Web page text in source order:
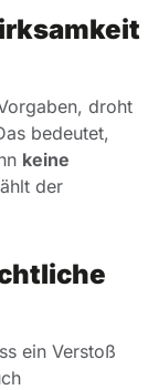
droht
bedeutet,
keine
der
ein Verstoß